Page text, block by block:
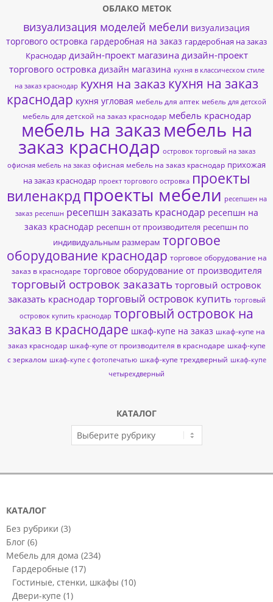
ОБЛАКО МЕТОК
визуализация моделей мебели визуализация
торгового островка гардеробная на заказ гардеробная на заказ
Краснодар дизайн-проект магазина дизайн-проект
торгового островка дизайн магазина кухня в классическом стиле
на заказ краснодар кухня на заказ кухня на заказ
краснодар кухня угловая мебель для аптек мебель для детской
мебель для детской на заказ краснодар мебель краснодар
мебель на заказмебель на
заказ краснодар островок торговый на заказ
офисная мебель на заказ офисная мебель на заказ краснодар прихожая
на заказ краснодар проект торгового островка проекты
виленакрд проекты мебели ресепшен на
заказ ресепшн ресепшн заказать краснодар ресепшн на
заказ краснодар ресепшн от производителя ресепшн по
индивидуальным размерам торговое
оборудование краснодар торговое оборудование на
заказ в краснодаре торговое оборудование от производителя
торговый островок заказать торговый островок
заказать краснодар торговый островок купить торговый
островок купить краснодар торговый островок на
заказ в краснодаре шкаф-купе на заказ шкаф-купе на
заказ краснодар шкаф-купе от производителя в краснодаре шкаф-купе
с зеркалом шкаф-купе с фотопечатью шкаф-купе трехдверный шкаф-купе
четырехдверный
КАТАЛОГ
КАТАЛОГ
КАТАЛОГ
Без рубрики (3)
Блог (6)
Мебель для дома (234)
Гардеробные (17)
Гостиные, стенки, шкафы (10)
Двери-купе (1)